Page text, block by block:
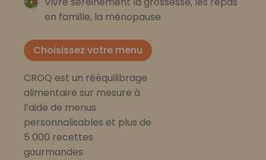
en famille, la ménopause
Choisissez votre menu
CROQ est un rééquilibrage
alimentaire sur mesure à
l’aide de menus
personnalisables et plus de
5 000 recettes
gourmandes